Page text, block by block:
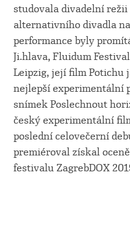
studovala divadelní režii
alternativního divadla
performance byly
Ji.hlava, Fluidum
Leipzig, její film Potichu
nejlepší experimentální
snímek Poslechnout
český experimentální
poslední celovečerní
premiéroval získal
festivalu ZagrebDOX